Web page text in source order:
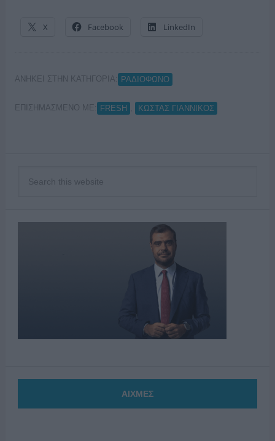
X Facebook LinkedIn
ΑΝΗΚΕΙ ΣΤΗΝ ΚΑΤΗΓΟΡΙΑ: ΡΑΔΙΟΦΩΝΟ
ΕΠΙΣΗΜΑΣΜΕΝΟ ΜΕ: FRESH ΚΩΣΤΑΣ ΓΙΑΝΝΙΚΟΣ
ΑΙΧΜΕΣ